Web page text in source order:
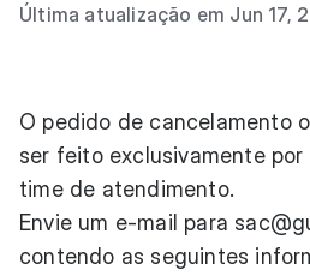
Última atualização em Jun 17,
O pedido de cancelamento
ser feito exclusivamente
time de atendimento.
Envie um e-mail para
contendo as seguintes